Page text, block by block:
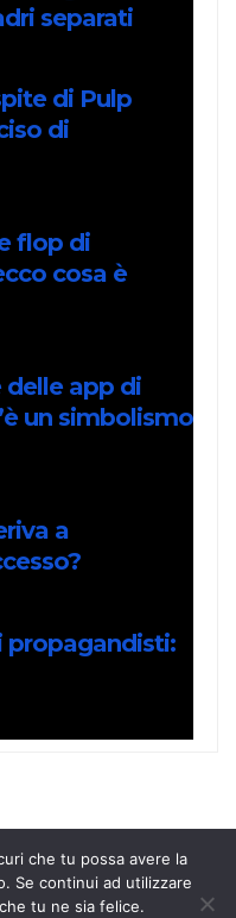
separati
di Pulp
di
flop di
cosa è
app di
un simbolismo
a
propagandisti:
che tu possa avere la
Se continui ad utilizzare
tu ne sia felice.